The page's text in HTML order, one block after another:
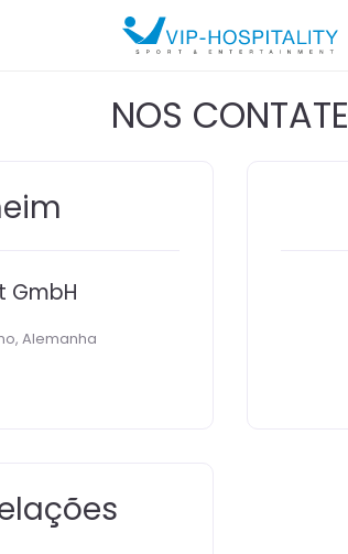
NOS CONTATE
GmbH
Alemanha